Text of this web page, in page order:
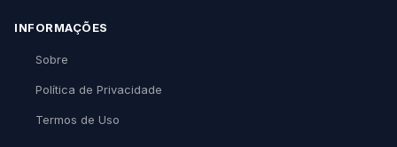
INFORMAÇÕES
Sobre
Política de Privacidade
Termos de Uso